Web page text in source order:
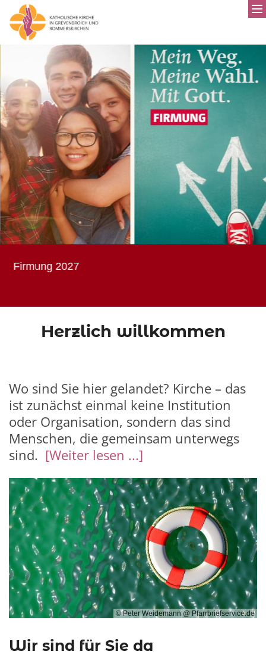
Herzlich willkommen
Wo sind Sie hier gelandet? Kirche – das
ist zunächst einmal keine Institution
oder Organisation, sondern das sind
Menschen, die gemeinsam unterwegs
sind. [Weiter lesen ...]
© Peter Weidemann @ Pfarrbriefservice.de
Wir sind für Sie da